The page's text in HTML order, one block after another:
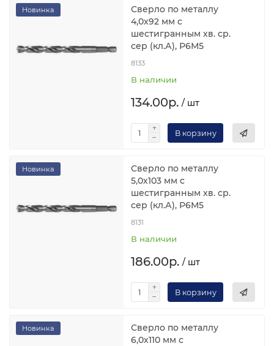
Новинка
Сверло по металлу
4,0х92 мм с
шестигранным хв. ср.
сер (кл.А), Р6М5
8133
В наличии
134.00р. / шт
В корзину
Новинка
Сверло по металлу
5,0х103 мм с
шестигранным хв. ср.
сер (кл.А), Р6М5
8131
В наличии
186.00р. / шт
В корзину
Новинка
Сверло по металлу
6,0х110 мм с